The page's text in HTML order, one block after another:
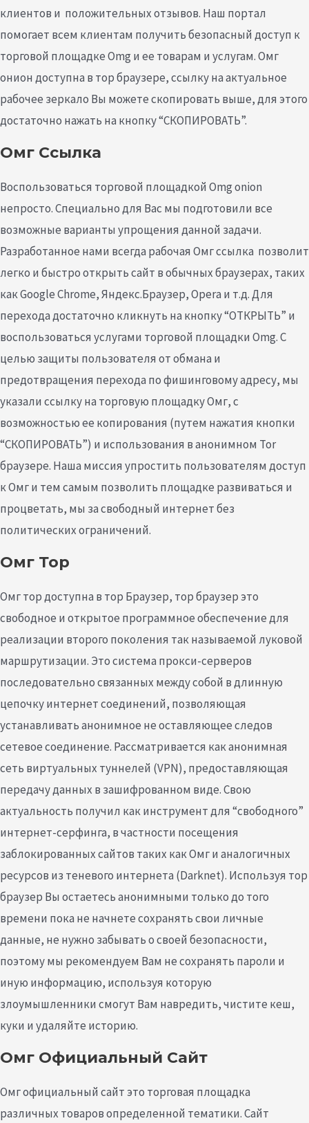
клиентов и положительных отзывов. Наш портал
помогает всем клиентам получить безопасный доступ к
торговой площадке Omg и ее товарам и услугам. Омг
онион доступна в тор браузере, ссылку на актуальное
рабочее зеркало Вы можете скопировать выше, для этого
достаточно нажать на кнопку “СКОПИРОВАТЬ”.
Омг Ссылка
Воспользоваться торговой площадкой Omg onion
непросто. Специально для Вас мы подготовили все
возможные варианты упрощения данной задачи.
Разработанное нами всегда рабочая Омг ссылка позволит
легко и быстро открыть сайт в обычных браузерах, таких
как Google Chrome, Яндекс.Браузер, Opera и т.д. Для
перехода достаточно кликнуть на кнопку “ОТКРЫТЬ” и
воспользоваться услугами торговой площадки Omg. С
целью защиты пользователя от обмана и
предотвращения перехода по фишинговому адресу, мы
указали ссылку на торговую площадку Омг, с
возможностью ее копирования (путем нажатия кнопки
“СКОПИРОВАТЬ”) и использования в анонимном Tor
браузере. Наша миссия упростить пользователям доступ
к Омг и тем самым позволить площадке развиваться и
процветать, мы за свободный интернет без
политических ограничений.
Омг Тор
Омг тор доступна в тор Браузер, тор браузер это
свободное и открытое программное обеспечение для
реализации второго поколения так называемой луковой
маршрутизации. Это система прокси-серверов
последовательно связанных между собой в длинную
цепочку интернет соединений, позволяющая
устанавливать анонимное не оставляющее следов
сетевое соединение. Рассматривается как анонимная
сеть виртуальных туннелей (VPN), предоставляющая
передачу данных в зашифрованном виде. Свою
актуальность получил как инструмент для “свободного”
интернет-серфинга, в частности посещения
заблокированных сайтов таких как Омг и аналогичных
ресурсов из теневого интернета (Darknet). Используя тор
браузер Вы остаетесь анонимными только до того
времени пока не начнете сохранять свои личные
данные, не нужно забывать о своей безопасности,
поэтому мы рекомендуем Вам не сохранять пароли и
иную информацию, используя которую
злоумышленники смогут Вам навредить, чистите кеш,
куки и удаляйте историю.
Омг Официальный Сайт
Омг официальный сайт это торговая площадка
различных товаров определенной тематики. Сайт